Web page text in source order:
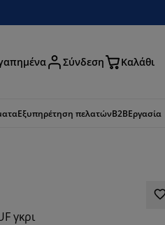
Σύνδεση Καλάθι
Εξυπηρέτηση πελατώνB2BΕργασία
γκρι